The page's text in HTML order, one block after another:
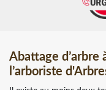
Abattage d’arbre
l’arboriste